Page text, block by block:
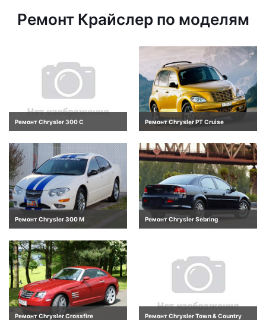
Ремонт Крайслер по моделям
Ремонт Chrysler 300 C Ремонт Chrysler PT Cruise
Ремонт Chrysler 300 M Ремонт Chrysler Sebring
Ремонт Chrysler Crossfire Ремонт Chrysler Town & Country